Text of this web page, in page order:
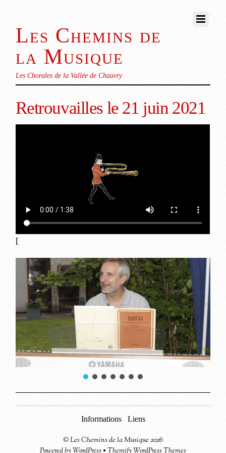
Les Chemins de
la Musique
Les Chorales de la Vallée de Chauvry
Retrouvailles le 21 juin 2021
[
Informations Liens
©Les Chemins de la Musique2026
Powered byWordPress•Themify WordPress Themes